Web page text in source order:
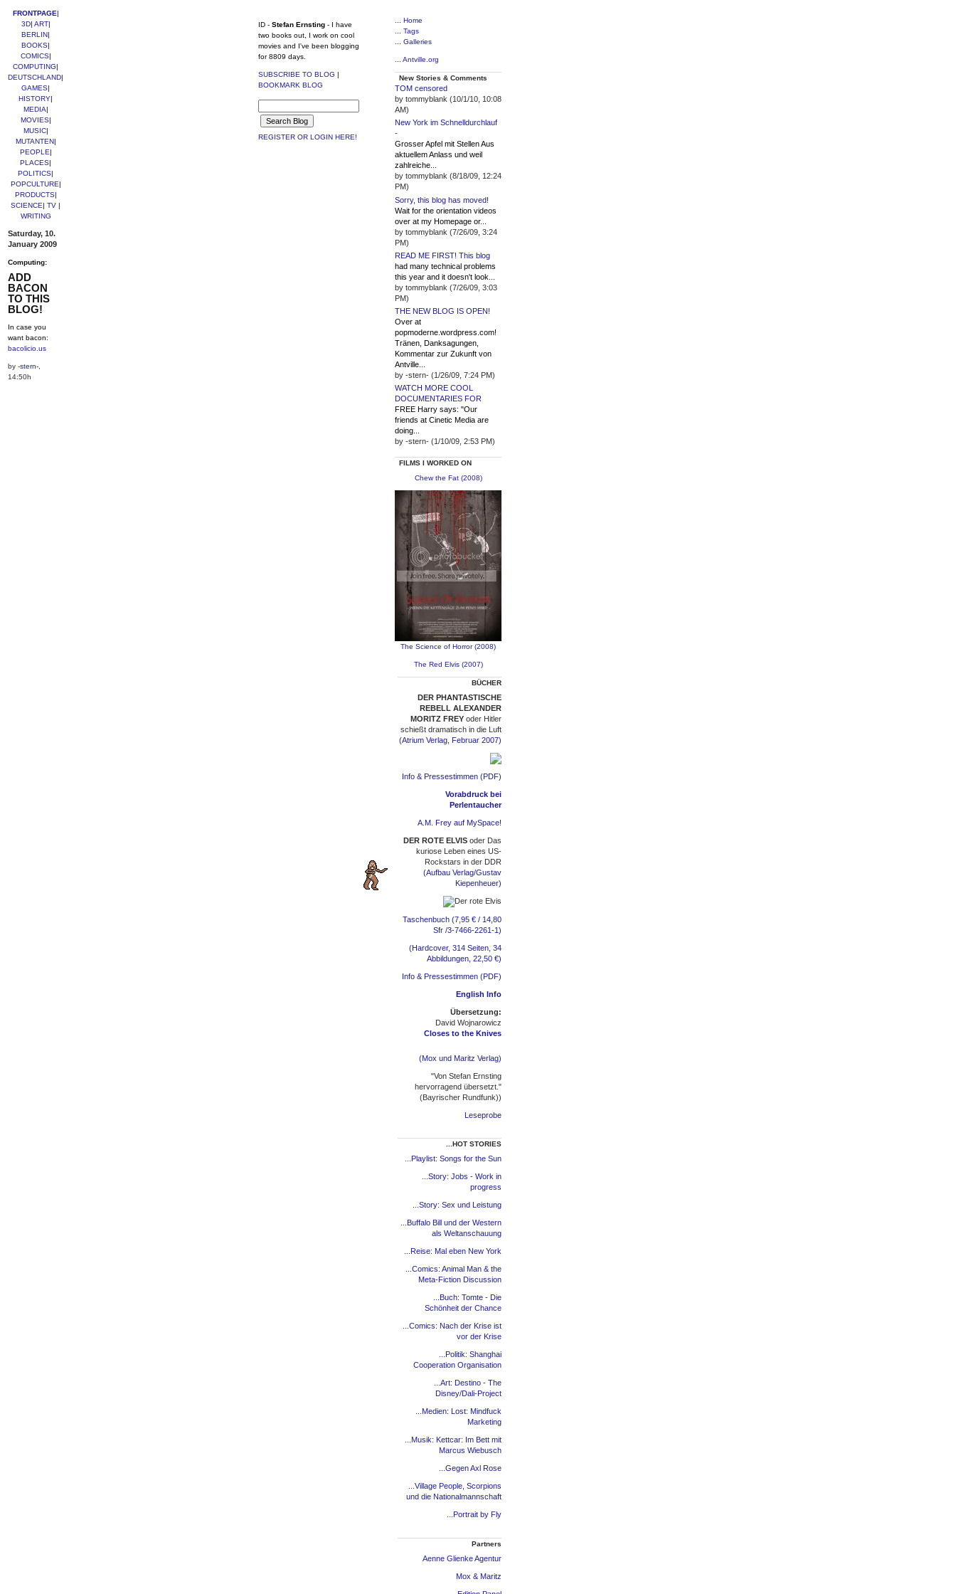
FRONTPAGE|
3D| ART|
BERLIN|
BOOKS|
COMICS|
COMPUTING|
DEUTSCHLAND|
GAMES|
HISTORY|
MEDIA|
MOVIES|
MUSIC|
MUTANTEN|
PEOPLE|
PLACES|
POLITICS|
POPCULTURE|
PRODUCTS|
SCIENCE| TV |
WRITING
Saturday, 10.
January 2009
Computing:
ADD
BACON
TO THIS
BLOG!
In case you
want bacon:
bacolicio.us
by -stern-
14:50h
ID - Stefan Ernsting - I have
two books out, I work on cool
movies and I've been blogging
for 8809 days.
SUBSCRIBE TO BLOG |
BOOKMARK BLOG
REGISTER OR LOGIN HERE!
Home
Tags
Galleries
Antville.org
New Stories & Comments
TOM censored
by tommyblank (10/1/10, 10:08
AM)
New York im Schnelldurchlauf
-
Grosser Apfel mit Stellen Aus
aktuellem Anlass und weil
zahlreiche...
by tommyblank (8/18/09, 12:24
PM)
Sorry, this blog has moved!
Wait for the orientation videos
over at my Homepage or...
by tommyblank (7/26/09, 3:24
PM)
READ ME FIRST! This blog
had many technical problems
this year and it doesn't look...
by tommyblank (7/26/09, 3:03
PM)
THE NEW BLOG IS OPEN!
Over at
popmoderne.wordpress.com!
Tränen, Danksagungen,
Kommentar zur Zukunft von
Antville...
by -stern- (1/26/09, 7:24 PM)
WATCH MORE COOL
DOCUMENTARIES FOR
FREE Harry says: "Our
friends at Cinetic Media are
doing...
by -stern- (1/10/09, 2:53 PM)
FILMS I WORKED ON
Chew the Fat (2008)
The Science of Horror (2008)
The Red Elvis (2007)
BÜCHER
DER PHANTASTISCHE
REBELL ALEXANDER
MORITZ FREY oder Hitler
schießt dramatisch in die Luft
(Atrium Verlag, Februar 2007)
Info & Pressestimmen (PDF)
Vorabdruck bei
Perlentaucher
A.M. Frey auf MySpace!
DER ROTE ELVIS oder Das
kuriose Leben eines US-
Rockstars in der DDR
(Aufbau Verlag/Gustav
Kiepenheuer)
Taschenbuch (7,95 € / 14,80
Sfr /3-7466-2261-1)
(Hardcover, 314 Seiten, 34
Abbildungen, 22,50 €)
Info & Pressestimmen (PDF)
English Info
Übersetzung:
David Wojnarowicz
Closes to the Knives
(Mox und Maritz Verlag)
"Von Stefan Ernsting
hervorragend übersetzt."
(Bayrischer Rundfunk))
Leseprobe
...HOT STORIES
...Playlist: Songs for the Sun
...Story: Jobs - Work in
progress
...Story: Sex und Leistung
...Buffalo Bill und der Western
als Weltanschauung
...Reise: Mal eben New York
...Comics: Animal Man & the
Meta-Fiction Discussion
...Buch: Tomte - Die
Schönheit der Chance
...Comics: Nach der Krise ist
vor der Krise
...Politik: Shanghai
Cooperation Organisation
...Art: Destino - The
Disney/Dali-Project
...Medien: Lost: Mindfuck
Marketing
...Musik: Kettcar: Im Bett mit
Marcus Wiebusch
...Gegen Axl Rose
...Village People, Scorpions
und die Nationalmannschaft
...Portrait by Fly
Partners
Aenne Glienke Agentur
Mox & Maritz